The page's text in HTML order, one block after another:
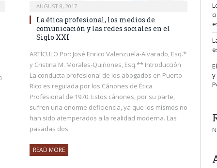
AUGUST 8, 2017
La ética profesional, los medios de
comunicación y las redes sociales en el
Siglo XXI
ARTÍCULO Por: José Enrico Valenzuela-Alvarado, Esq.*
y Cristina M. Morales-Quiñones, Esq.** Introducción
La conducta profesional de los abogados en Puerto
Rico es regulada por los Cánones de Ética
Profesional de 1970. Estos cánones, por su parte,
sufren una enorme deficiencia, ya que los mismos no
han sido atemperados a la realidad moderna. Las
pasadas dos
READ MORE
y